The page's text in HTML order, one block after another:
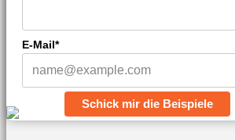
E-Mail*
Schick mir die Beispiele